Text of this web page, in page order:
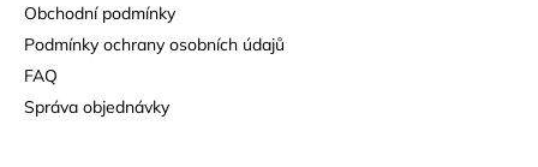
Obchodní podmínky
Podmínky ochrany osobních údajů
FAQ
Správa objednávky